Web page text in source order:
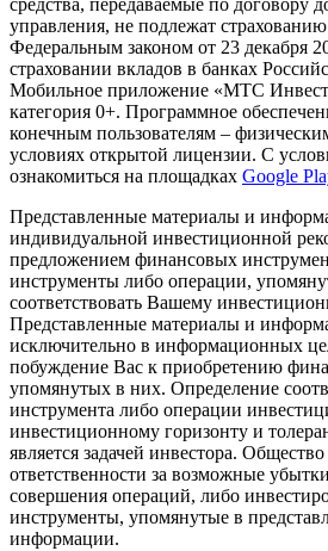
средства, передаваемые по договору
управления, не подлежат
Федеральным законом от 23 декабря
страховании вкладов в банках
Мобильное приложение «МТС
категория 0+. Программное
конечным пользователям –
условиях открытой лицензии. С
ознакомиться на площадках Google
Представленные материалы и
индивидуальной инвестиционной
предложением финансовых
инструменты либо операции,
соответствовать Вашему
Представленные материалы и
исключительно в информационных
побуждение Вас к приобретению
упомянутых в них. Определение
инструмента либо операции
инвестиционному горизонту и
является задачей инвестора.
ответственности за возможные
совершения операций, либо
инструменты, упомянутые в
информации.